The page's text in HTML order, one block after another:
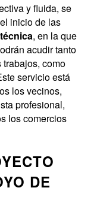
y fluida, se
inicio de las
, en la que
acudir tanto
como
servicio está
los vecinos,
profesional,
los comercios
DE